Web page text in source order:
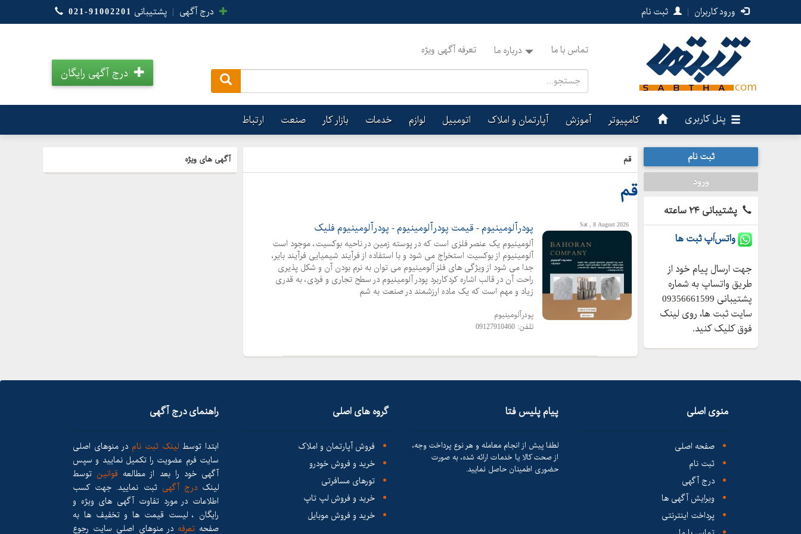
ورود کاربران | ثبت نام درج آگهی | پشتیبانی 021-91002201
تماس با ما درباره ما تعرفه آگهی ویژه
درج آگهی رایگان
پنل کاربری کامپیوتر آموزش آپارتمان و املاک اتومبیل لوازم خدمات بازار کار صنعت ارتباط
قم
قم
Sat , 8 August 2026 پودرآلومینیوم - قیمت پودرآلومینیوم - پودرآلومینیوم فلیک
آلومینیوم یک عنصر فلزی است که در پوسته زمین در ناحیه بوکسیت، موجود است
آلومینیوم از بوکسیت استخراج می شود و با استفاده از فرآیند شیمیایی فرآیند بایر،
جدا می شود از ویژگی های فلز آلومینیوم می توان به نرم بودن آن و شکل پذیری
راحت آن در قالب اشاره کردکاربرد پودر آلومینیوم در سطح تجاری و فردی، به قدری
زیاد و مهم است که یک ماده ارزشمند در صنعت به شم
پودرآلومینیوم
تلفن: 09127910460
آگهی های ویژه
ثبت نام
ورود
پشتیبانی ۲۴ ساعته
واتس‌اَپ ثبت ها
جهت ارسال پیام خود از
طریق واتساپ به شماره
پشتیبانی 09356661599
سایت ثبت ها، روی لینک
فوق کلیک کنید.
منوی اصلی
صفحه اصلی
ثبت نام
درج آگهی
ویرایش آگهی ها
پرداخت اینترنتی
پیام پلیس فتا
لطفا پیش از انجام معامله و هر نوع پرداخت وجه،
از صحت کالا یا خدمات ارائه شده، به صورت
حضوری اطمینان حاصل نمایید.
گروه های اصلی
فروش آپارتمان و املاک
خرید و فروش خودرو
تورهای مسافرتی
خرید و فروش لپ تاپ
خرید و فروش موبایل
راهنمای درج آگهی
ابتدا توسط لینک ثبت نام در منوهای اصلی
سایت فرم عضویت را تکمیل نمایید و سپس
آگهی خود را بعد از مطالعه قوانین توسط
لینکدرج آگهی ثبت نمایید. جهت کسب
اطلاعات در مورد تفاوت آگهی های ویژه و
رایگان ، لیست قیمت ها و تخفیف ها به
صفحه تعرفهدر منوهای اصلی سایت رجوع